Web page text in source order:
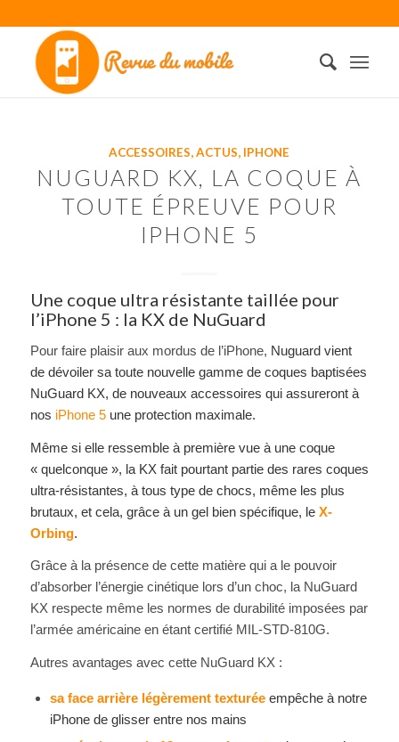
ACCESSOIRES,ACTUS, IPHONE
NUGUARD KX, LA COQUE À
TOUTE ÉPREUVE POUR
IPHONE 5
Une coque ultra résistante taillée pour
l’iPhone 5 : la KX de NuGuard
Pour faire plaisir aux mordus de l’iPhone, Nuguard vient
de dévoiler sa toute nouvelle gamme de coques baptisées
NuGuard KX, de nouveaux accessoires qui assureront à
nos iPhone 5une protection maximale.
Même si elle ressemble à première vue à une coque
« quelconque », la KX fait pourtant partie des rares coques
ultra-résistantes, à tous type de chocs, même les plus
brutaux, et cela, grâce à un gel bien spécifique, le X-
Orbing.
Grâce à la présence de cette matière qui a le pouvoir
d’absorber l’énergie cinétique lors d’un choc, la NuGuard
KX respecte même les normes de durabilité imposées par
l’armée américaine en étant certifié MIL-STD-810G.
Autres avantages avec cette NuGuard KX :
sa face arrière légèrement texturéeempêche à notre
iPhone de glisser entre nos mains